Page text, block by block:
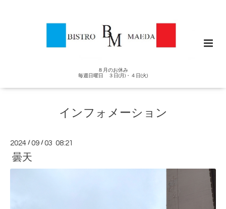
８月のお休み
毎週日曜日 ３日(月)・４日(火)
インフォメーション
2024 /09 /03 08:21
曇天